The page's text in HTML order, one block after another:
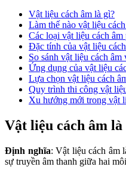
Vật liệu cách âm là gì?
Làm thế nào vật liệu
Các loại vật liệu cách âm
Đặc tính của vật liệu
So sánh vật liệu cách
Ứng dụng của vật liệu
Lựa chọn vật liệu cách
Quy trình thi công vật
Xu hướng mới trong vật
Vật liệu cách âm là
Định nghĩa: Vật liệu cách âm
sự truyền âm thanh giữa hai